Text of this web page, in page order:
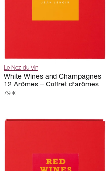
Le Nez du Vin
White Wines and Champagnes
12 Arômes – Coffret d’arômes
79 €